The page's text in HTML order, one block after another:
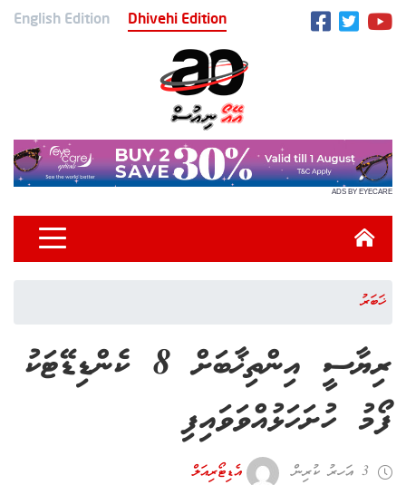
English Edition Dhivehi Edition
ADS BY EYECARE
ޚަބަރު
ރިޔާސީ އިންތިޚާބަށް 8 ކެންޑިޑޭޓަކު
ފޯމު ހުށަހަޅުއްވަވައިފި
3 އަހރު ކުރިން އެޑިޓޯރިއަލް